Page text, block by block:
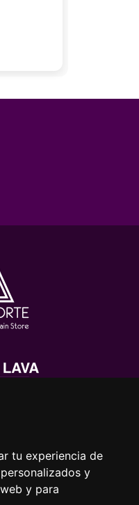
tu experiencia de
y
y para